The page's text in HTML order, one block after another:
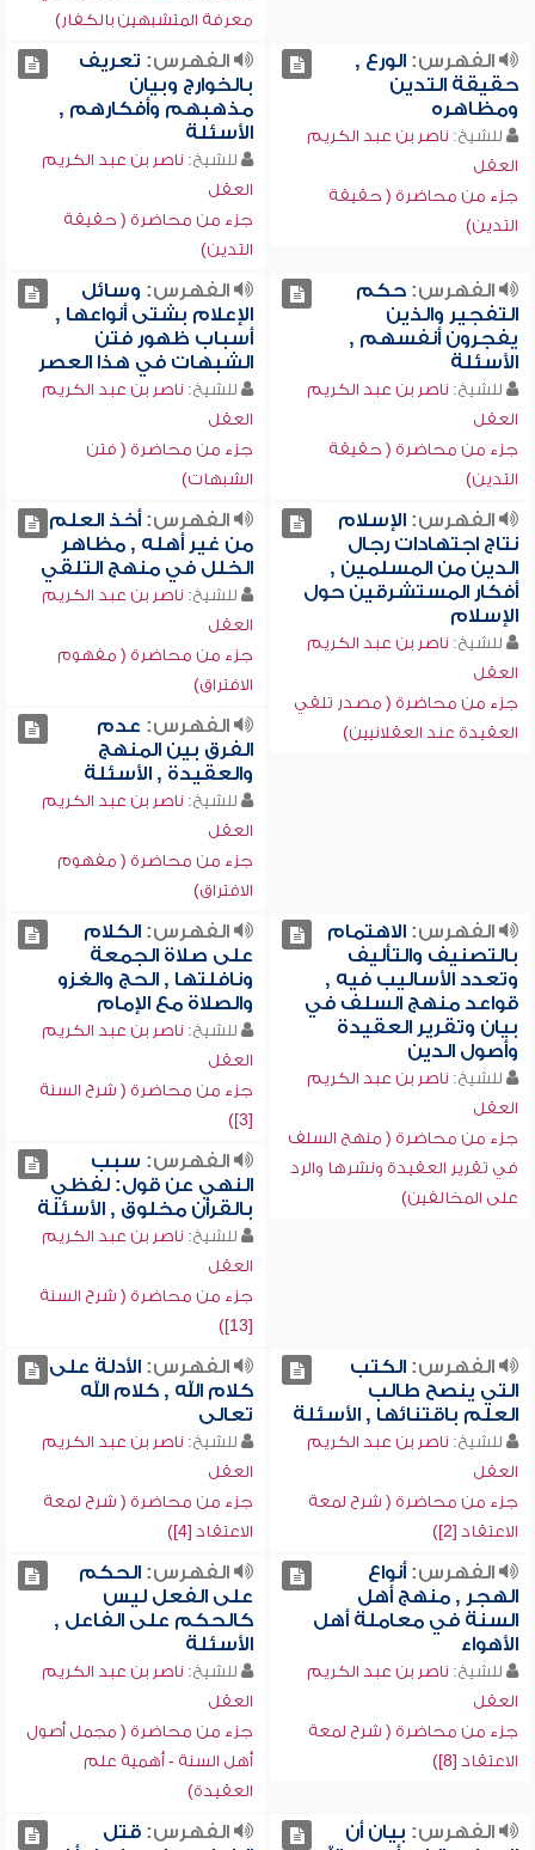
معرفة المتشبهين بالكفار)
الفهرس:الورع ,
حقيقة التدين
ومظاهره
للشيخ: ناصر بن عبد الكريم
العقل
جزء من محاضرة ( حقيقة
التدين)
الفهرس: تعريف
بالخوارج وبيان
مذهبهم وأفكارهم ,
الأسئلة
للشيخ: ناصر بن عبد الكريم
العقل
جزء من محاضرة ( حقيقة
التدين)
الفهرس:حكم
التفجير والذين
يفجرون أنفسهم ,
الأسئلة
للشيخ: ناصر بن عبد الكريم
العقل
جزء من محاضرة ( حقيقة
التدين)
الفهرس: وسائل
الإعلام بشتى أنواعها ,
أسباب ظهور فتن
الشبهات في هذا العصر
للشيخ: ناصر بن عبد الكريم
العقل
جزء من محاضرة ( فتن
الشبهات)
الفهرس:الإسلام
نتاج اجتهادات رجال
الدين من المسلمين ,
أفكار المستشرقين حول
الإسلام
للشيخ: ناصر بن عبد الكريم
العقل
جزء من محاضرة ( مصدر تلقي
العقيدة عند العقلانيين)
الفهرس:أخذ العلم
من غير أهله , مظاهر
الخلل في منهج التلقي
للشيخ: ناصر بن عبد الكريم
العقل
جزء من محاضرة ( مفهوم
الافتراق)
الفهرس: عدم
الفرق بين المنهج
والعقيدة , الأسئلة
للشيخ: ناصر بن عبد الكريم
العقل
جزء من محاضرة ( مفهوم
الافتراق)
الفهرس:الاهتمام
بالتصنيف والتأليف
وتعدد الأساليب فيه ,
قواعد منهج السلف في
بيان وتقرير العقيدة
وأصول الدين
للشيخ: ناصر بن عبد الكريم
العقل
جزء من محاضرة ( منهج السلف
في تقرير العقيدة ونشرها والرد
على المخالفين)
الفهرس:الكلام
على صلاة الجمعة
ونافلتها , الحج والغزو
والصلاة مع الإمام
للشيخ: ناصر بن عبد الكريم
العقل
جزء من محاضرة ( شرح السنة
[3])
الفهرس: سبب
النهي عن قول: لفظي
بالقرآن مخلوق , الأسئلة
للشيخ: ناصر بن عبد الكريم
العقل
جزء من محاضرة ( شرح السنة
[13])
الفهرس:الكتب
التي ينصح طالب
العلم باقتنائها , الأسئلة
للشيخ: ناصر بن عبد الكريم
العقل
جزء من محاضرة ( شرح لمعة
الاعتقاد [2])
الفهرس:الأدلة على
كلام الله , كلام الله
تعالى
للشيخ: ناصر بن عبد الكريم
العقل
جزء من محاضرة ( شرح لمعة
الاعتقاد [4])
الفهرس:أنواع
الهجر , منهج أهل
السنة في معاملة أهل
الأهواء
للشيخ: ناصر بن عبد الكريم
العقل
جزء من محاضرة ( شرح لمعة
الاعتقاد [8])
الفهرس:الحكم
على الفعل ليس
كالحكم على الفاعل ,
الأسئلة
للشيخ: ناصر بن عبد الكريم
العقل
جزء من محاضرة ( مجمل أصول
أهل السنة - أهمية علم
العقيدة)
الفهرس: بيان أن
الفهرس:قتل